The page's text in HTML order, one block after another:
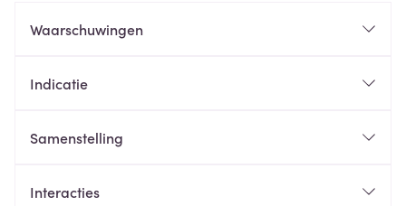
Waarschuwingen
Indicatie
Samenstelling
Interacties